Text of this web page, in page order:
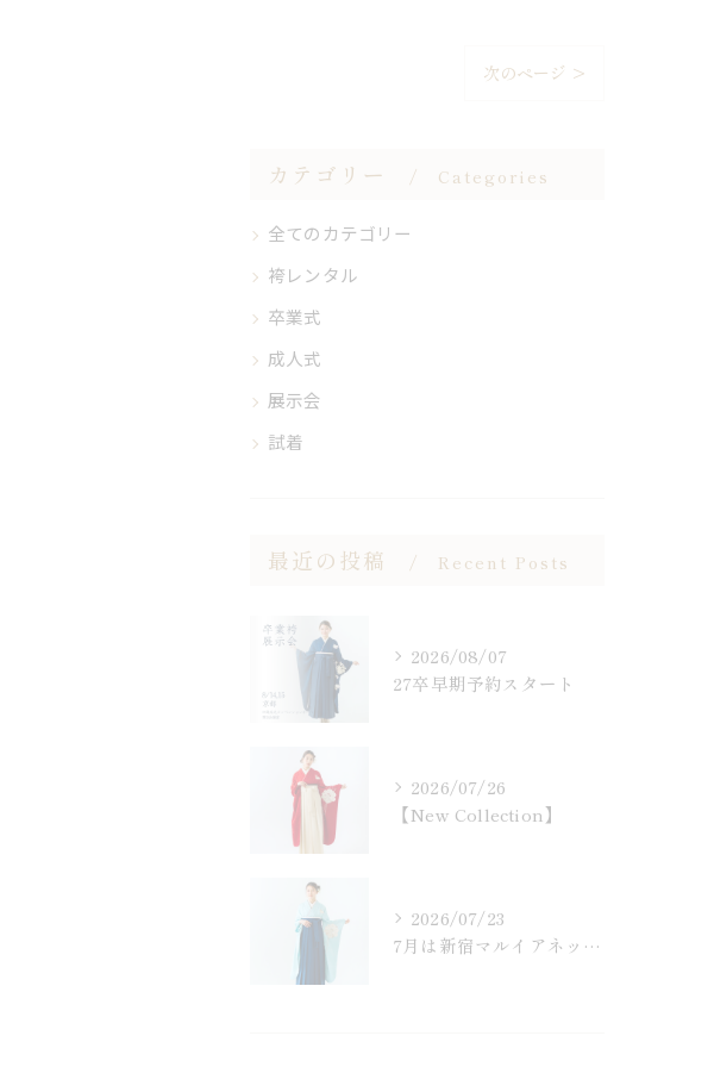
次のページ >
カテゴリー Categories
全てのカテゴリー
袴レンタル
卒業式
成人式
展示会
試着
最近の投稿 Recent Posts
2026/08/07
27卒早期予約スタート
2026/07/26
【New Collection】
2026/07/23
7月は新宿マルイアネックスにて